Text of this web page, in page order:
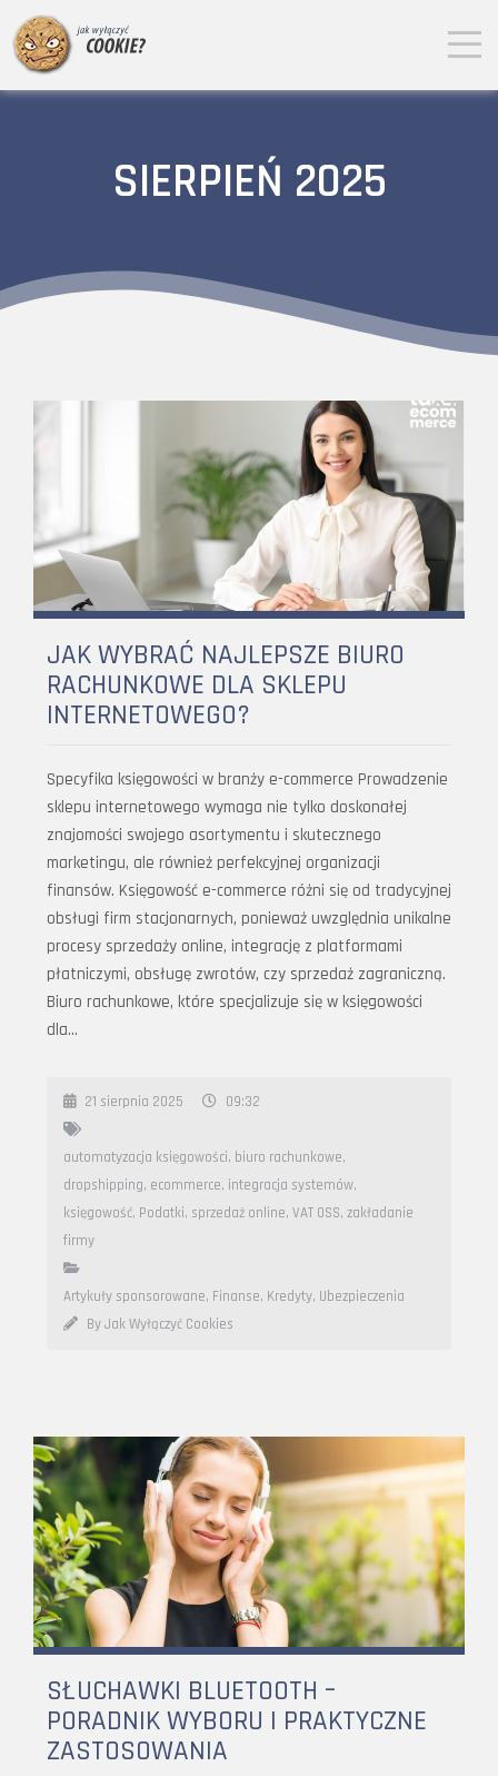
SIERPIEŃ 2025
JAK WYBRAĆ NAJLEPSZE BIURO
RACHUNKOWE DLA SKLEPU
INTERNETOWEGO?
Specyfika księgowości w branży e-commerce Prowadzenie
sklepu internetowego wymaga nie tylko doskonałej
znajomości swojego asortymentu i skutecznego
marketingu, ale również perfekcyjnej organizacji
finansów. Księgowość e-commerce różni się od tradycyjnej
obsługi firm stacjonarnych, ponieważ uwzględnia unikalne
procesy sprzedaży online, integrację z platformami
płatniczymi, obsługę zwrotów, czy sprzedaż zagraniczną.
Biuro rachunkowe, które specjalizuje się w księgowości
dla…
21 sierpnia 2025 09:32
automatyzacja księgowości, biuro rachunkowe,
dropshipping, ecommerce, integracja systemów,
księgowość, Podatki, sprzedaż online, VAT OSS, zakładanie
firmy
Artykuły sponsorowane, Finanse, Kredyty, Ubezpieczenia
By Jak Wyłączyć Cookies
SŁUCHAWKI BLUETOOTH –
PORADNIK WYBORU I PRAKTYCZNE
ZASTOSOWANIA